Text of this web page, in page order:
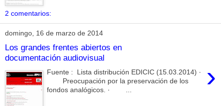
2 comentarios:
domingo, 16 de marzo de 2014
Los grandes frentes abiertos en
documentación audiovisual
›
Fuente : Lista distribución EDICIC (15.03.2014) ·
Preocupación por la preservación de los
fondos analógicos. · ...